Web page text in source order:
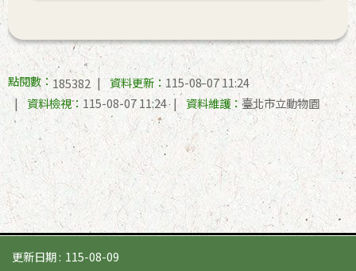
點閱數：185382 資料更新： 115-08-07 11:24
資料檢視： 115-08-07 11:24 資料維護： 臺北市立動物園
更新日期 115-08-09